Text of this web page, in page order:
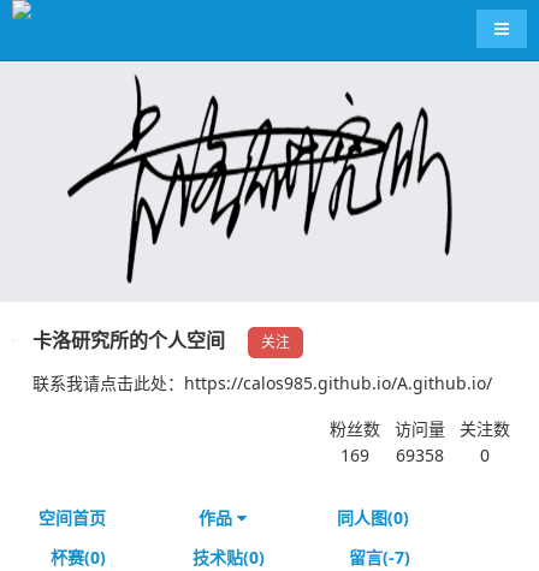
导航
卡洛研究所的个人空间 关注
联系我请点击此处：https://calos985.github.io/A.github.io/
粉丝数
169
访问量
69358
关注数
0
空间首页 作品
同人图(0)
杯赛(0)
技术贴(0) 留言(-7)